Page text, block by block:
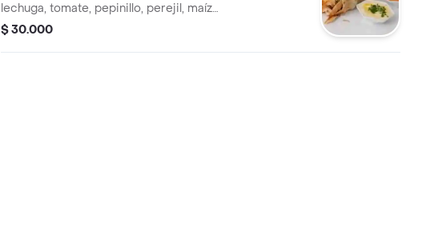
lechuga, tomate, pepinillo, perejil, maíz
tierno, pan árabe, salsa de ajo y coca cola
$ 30.000